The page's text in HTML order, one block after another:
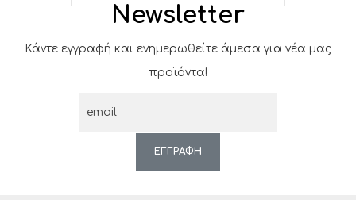
Newsletter
Κάντε εγγραφή και ενημερωθείτε άμεσα για νέα μας
προϊόντα!
ΕΓΓΡΑΦΗ